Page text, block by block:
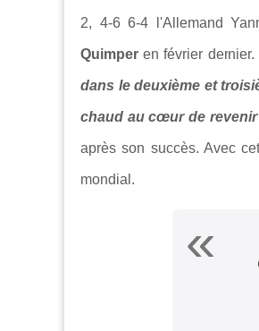
2, 4-6 6-4 l'Allemand
Quimper en février dernier.
dans le deuxième et
chaud au cœur de
après son succès. Avec
mondial.